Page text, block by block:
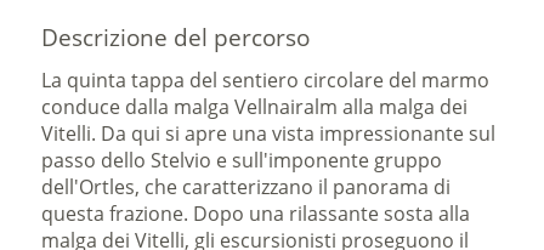
Descrizione del percorso
La quinta tappa del sentiero circolare del marmo
conduce dalla malga Vellnairalm alla malga dei
Vitelli. Da qui si apre una vista impressionante sul
passo dello Stelvio e sull'imponente gruppo
dell'Ortles, che caratterizzano il panorama di
questa frazione. Dopo una rilassante sosta alla
malga dei Vitelli, gli escursionisti proseguono il